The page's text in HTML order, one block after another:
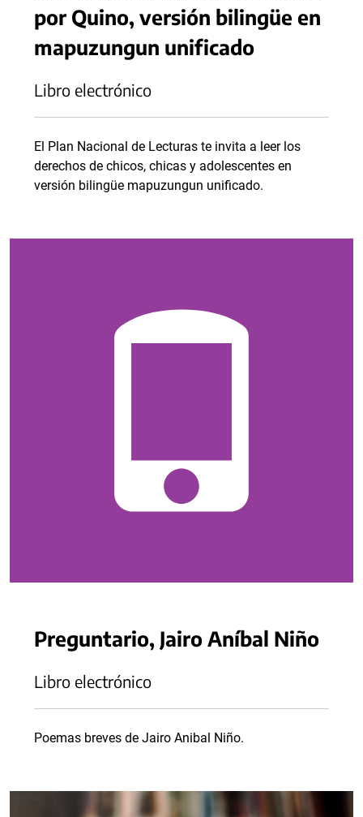
por Quino, versión bilingüe en
mapuzungun unificado
Libro electrónico
El Plan Nacional de Lecturas te invita a leer los
derechos de chicos, chicas y adolescentes en
versión bilingüe mapuzungun unificado.
Preguntario, Jairo Aníbal Niño
Libro electrónico
Poemas breves de Jairo Anibal Niño.